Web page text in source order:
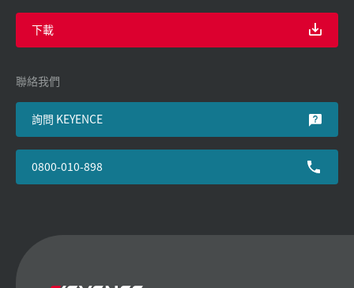
下載
聯絡我們
詢問 KEYENCE
0800-010-898